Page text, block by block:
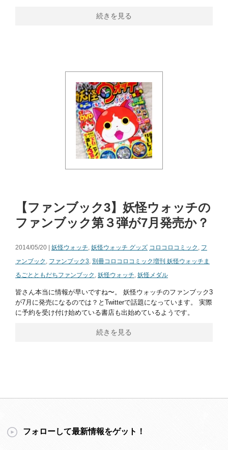
続きを見る
【ファンブック3】妖怪ウォッチの
ファンブック第３弾が7月発売か？
2014/05/20 | 妖怪ウォッチ, 妖怪ウォッチ グッズ コロコロコミック , フ
ァンブック , ファンブック3, 別冊コロコロコミック増刊 妖怪ウォッチま
るごとともだちファンブック , 妖怪ウォッチ, 妖怪メダル
皆さん本当に情報が早いですね〜。 妖怪ウォッチのファンブック3
が7月に発売になるのでは？とTwitterで話題になっています。 実際
に予約を受け付け始めている書店も出始めているようです。
続きを見る
フォローして最新情報をゲット！